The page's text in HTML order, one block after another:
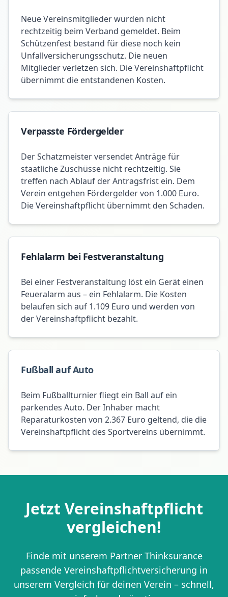
Neue Vereinsmitglieder wurden nicht
rechtzeitig beim Verband gemeldet. Beim
Schützenfest bestand für diese noch kein
Unfallversicherungsschutz. Die neuen
Mitglieder verletzen sich. Die Vereinshaftpflicht
übernimmt die entstandenen Kosten.
Verpasste Fördergelder
Der Schatzmeister versendet Anträge für
staatliche Zuschüsse nicht rechtzeitig. Sie
treffen nach Ablauf der Antragsfrist ein. Dem
Verein entgehen Fördergelder von 1.000 Euro.
Die Vereinshaftpflicht übernimmt den Schaden.
Fehlalarm bei Festveranstaltung
Bei einer Festveranstaltung löst ein Gerät einen
Feueralarm aus – ein Fehlalarm. Die Kosten
belaufen sich auf 1.109 Euro und werden von
der Vereinshaftpflicht bezahlt.
Fußball auf Auto
Beim Fußballturnier fliegt ein Ball auf ein
parkendes Auto. Der Inhaber macht
Reparaturkosten von 2.367 Euro geltend, die die
Vereinshaftpflicht des Sportvereins übernimmt.
Jetzt Vereinshaftpflicht
vergleichen!
Finde mit unserem Partner Thinksurance
passende Vereinshaftpflichtversicherung in
unserem Vergleich für deinen Verein – schnell,